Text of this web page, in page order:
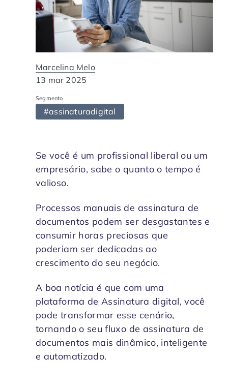
Contabilidade
Jurídico
Imobiliária
Tecnologia
Agronegócio
Indique a ArqSin
Blog
Suporte
Validade Juridica
Validação ITI e Adobe
Marcelina Melo
13 mar 2025
Segmento
#assinaturadigital
Se você é um profissional liberal ou um
empresário, sabe o quanto o tempo é
valioso.
Processos manuais de assinatura de
documentos podem ser desgastantes e
consumir horas preciosas que
poderiam ser dedicadas ao
crescimento do seu negócio.
A boa notícia é que com uma
plataforma de Assinatura digital, você
pode transformar esse cenário,
tornando o seu fluxo de assinatura de
documentos mais dinâmico, inteligente
e automatizado.